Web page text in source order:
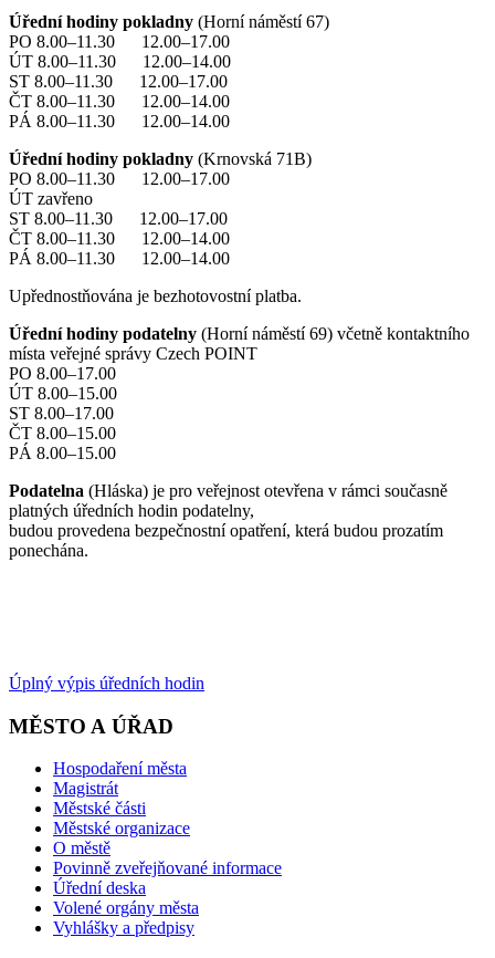
Úřední hodiny pokladny (Horní náměstí 67)
PO 8.00–11.30 12.00–17.00
ÚT 8.00–11.30 12.00–14.00
ST 8.00–11.30 12.00–17.00
ČT 8.00–11.30 12.00–14.00
PÁ 8.00–11.30 12.00–14.00
Úřední hodiny pokladny (Krnovská 71B)
PO 8.00–11.30 12.00–17.00
ÚT zavřeno
ST 8.00–11.30 12.00–17.00
ČT 8.00–11.30 12.00–14.00
PÁ 8.00–11.30 12.00–14.00
Upřednostňována je bezhotovostní platba.
Úřední hodiny podatelny (Horní náměstí 69) včetně kontaktního
místa veřejné správy Czech POINT
PO 8.00–17.00
ÚT 8.00–15.00
ST 8.00–17.00
ČT 8.00–15.00
PÁ 8.00–15.00
Podatelna (Hláska) je pro veřejnost otevřena v rámci současně
platných úředních hodin podatelny,
budou provedena bezpečnostní opatření, která budou prozatím
ponechána.
Úplný výpis úředních hodin
MĚSTO A ÚŘAD
Hospodaření města
Magistrát
Městské části
Městské organizace
O městě
Povinně zveřejňované informace
Úřední deska
Volené orgány města
Vyhlášky a předpisy